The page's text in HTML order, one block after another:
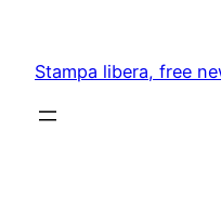
content
Stampa libera, free